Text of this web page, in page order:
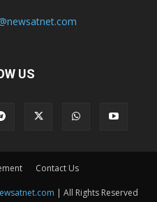
US
Contact Us
| All Rights Reserved